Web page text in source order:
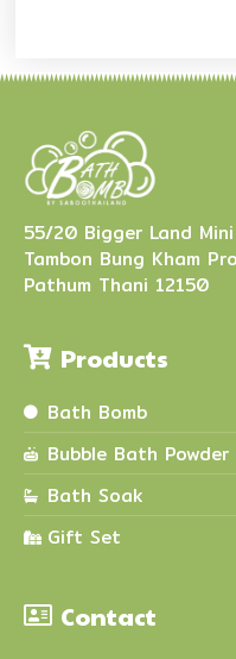
55/20 Bigger Land
Tambon Bung Kham
Pathum Thani 12150
Products
Bath Bomb
Bubble Bath Powder
Bath Soak
Gift Set
Contact